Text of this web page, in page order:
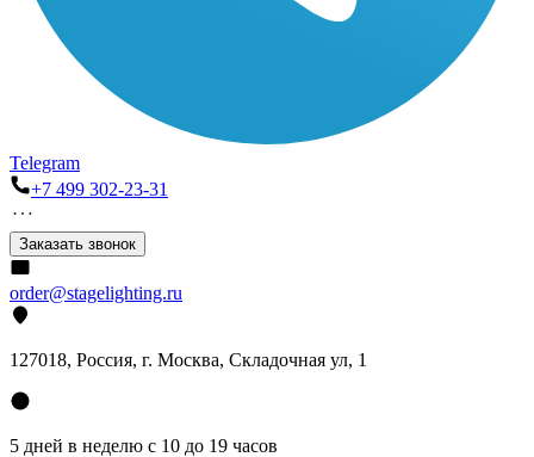
Telegram
+7 499 302-23-31
Заказать звонок
order@stagelighting.ru
127018, Россия, г. Москва, Складочная ул, 1
5 дней в неделю с 10 до 19 часов